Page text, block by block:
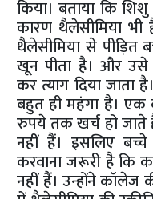
किया। बताया कि
कारण थैलेसीमिया भी
थैलेसीमिया से पीड़ित
खून पीता है। और
कर त्याग दिया जाता
बहुत ही महंगा है।
रुपये तक खर्च हो
नहीं हैं। इसलिए
करवाना जरूरी है कि
नहीं हैं। उन्होंने कॉलेज